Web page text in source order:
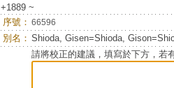
+1889 ~
序號： 66596
別名： Shioda, Gisen=Shioda,
請將校正的建議，填寫於下方，若